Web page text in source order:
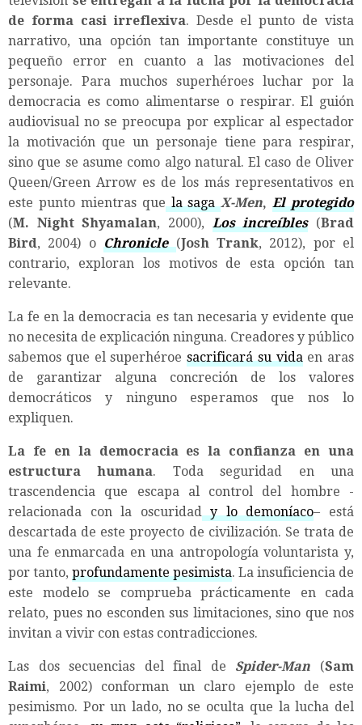
de forma casi irreflexiva. Desde el punto de vista
narrativo, una opción tan importante constituye un
pequeño error en cuanto a las motivaciones del
personaje. Para muchos superhéroes luchar por la
democracia es como alimentarse o respirar. El guión
audiovisual no se preocupa por explicar al espectador
la motivación que un personaje tiene para respirar,
sino que se asume como algo natural. El caso de Oliver
Queen/Green Arrow es de los más representativos en
este punto mientras quela sagaX-Men, El protegido
(M. Night Shyamalan, 2000), Los increíbles(Brad
Bird, 2004) oChronicle(Josh Trank, 2012), por el
contrario, exploran los motivos de esta opción tan
relevante.
La fe en la democracia es tan necesaria y evidente que
no necesita de explicación ninguna. Creadores y público
sabemos que el superhéroe sacrificará su vidaen aras
de garantizar alguna concreción de los valores
democráticos y ninguno esperamos que nos lo
expliquen.
La fe en la democracia es la confianza en una
estructura humana. Toda seguridad en una
trascendencia que escapa al control del hombre -
relacionada con la oscuridady lo demoníaco– está
descartada de este proyecto de civilización. Se trata de
una fe enmarcada en una antropología voluntarista y,
por tanto, profundamente pesimista. La insuficiencia de
este modelo se comprueba prácticamente en cada
relato, pues no esconden sus limitaciones, sino que nos
invitan a vivir con estas contradicciones.
Las dos secuencias del final de Spider-Man (Sam
Raimi, 2002) conforman un claro ejemplo de este
pesimismo. Por un lado, no se oculta que la lucha del